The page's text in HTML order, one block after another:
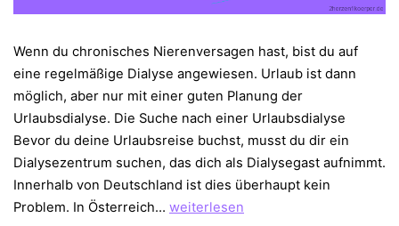
Wenn du chronisches Nierenversagen hast, bist du auf
eine regelmäßige Dialyse angewiesen. Urlaub ist dann
möglich, aber nur mit einer guten Planung der
Urlaubsdialyse. Die Suche nach einer Urlaubsdialyse
Bevor du deine Urlaubsreise buchst, musst du dir ein
Dialysezentrum suchen, das dich als Dialysegast aufnimmt.
Innerhalb von Deutschland ist dies überhaupt kein
Problem. In Österreich… Ferien
weiterlesen